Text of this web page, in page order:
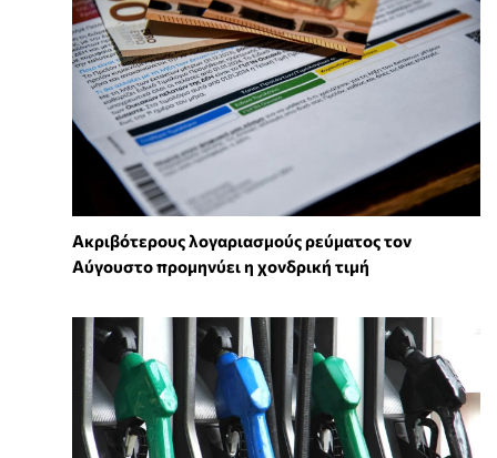
Ακριβότερους λογαριασμούς ρεύματος τον
Αύγουστο προμηνύει η χονδρική τιμή